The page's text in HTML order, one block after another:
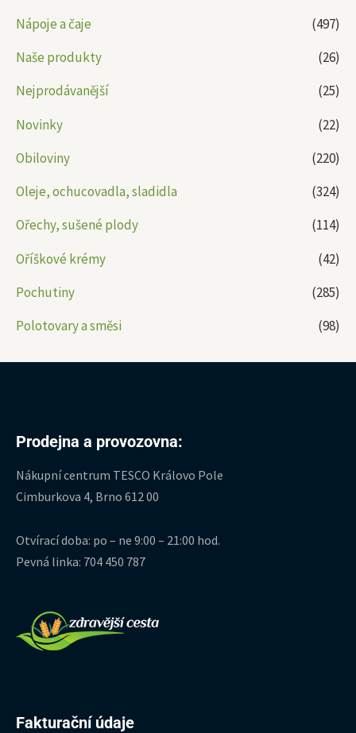
Nápoje a čaje
(497)
Naše produkty
(26)
Nejprodávanější
(25)
Novinky
(22)
Obiloviny
(220)
Oleje, ochucovadla, sladidla
(324)
Ořechy, sušené plody
(114)
Oříškové krémy
(42)
Pochutiny
(285)
Polotovary a směsi
(98)
Prodejna a provozovna:
Nákupní centrum TESCO Královo Pole
Cimburkova 4, Brno 612 00
Otvírací doba: po – ne 9:00 – 21:00 hod.
Pevná linka: 704 450 787
Fakturační údaje